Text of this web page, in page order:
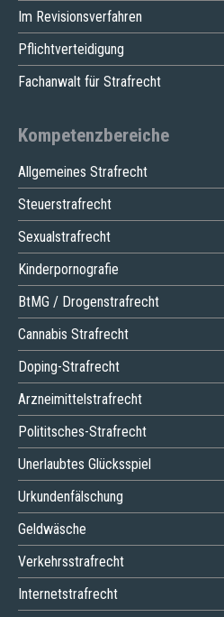
Im Revisionsverfahren
Pflichtverteidigung
Fachanwalt für Strafrecht
Kompetenzbereiche
Allgemeines Strafrecht
Steuerstrafrecht
Sexualstrafrecht
Kinderpornografie
BtMG / Drogenstrafrecht
Cannabis Strafrecht
Doping-Strafrecht
Arzneimittelstrafrecht
Polititsches-Strafrecht
Unerlaubtes Glücksspiel
Urkundenfälschung
Geldwäsche
Verkehrsstrafrecht
Internetstrafrecht